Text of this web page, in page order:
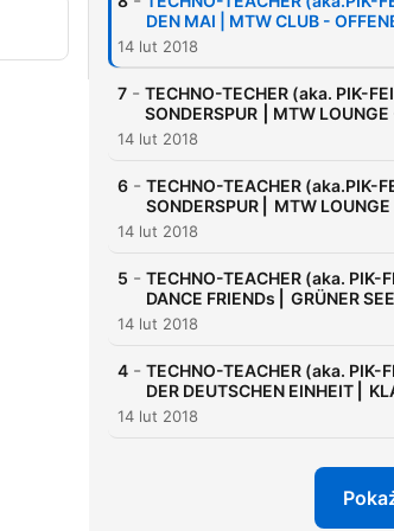
DEN MAI | MTW CLUB -
14 lut 2018
7 - TECHNO-TECHER (aka. PIK-
SONDERSPUR ⎮ MTW
14 lut 2018
6 - TECHNO-TEACHER (aka.PIK-
SONDERSPUR ⎜ MTW
14 lut 2018
5 - TECHNO-TEACHER (aka. PIK-
DANCE FRIENDs ⎜ GRÜNER
14 lut 2018
4 - TECHNO-TEACHER (aka. PIK-
DER DEUTSCHEN EINHEIT ⎜
14 lut 2018